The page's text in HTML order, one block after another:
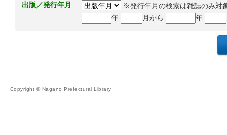
出版／発行年月
※発行年月の検索は雑誌のみ対
年
月から 年
Copyright © Nagano Prefectural Library